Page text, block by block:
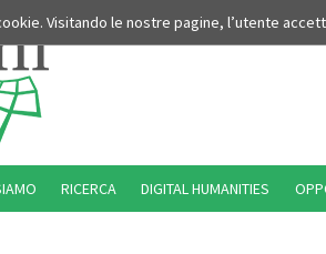
Visitando le nostre pagine, l’utente
RICERCA DIGITAL HUMANITIES